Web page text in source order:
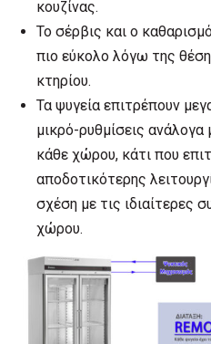
κουζίνας.
Το σέρβις και ο
πιο εύκολο λόγω της
κτηρίου.
Τα ψυγεία επιτρέπουν
μικρό-ρυθμίσεις ανάλογα
κάθε χώρου, κάτι που
αποδοτικότερης
σχέση με τις ιδιαίτερες
χώρου.